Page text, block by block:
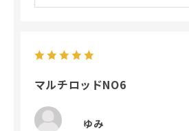
マルチロッドNO6
ゆみ